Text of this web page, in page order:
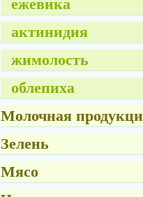
ежевика
актинидия
жимолость
облепиха
Молочная
Зелень
Мясо